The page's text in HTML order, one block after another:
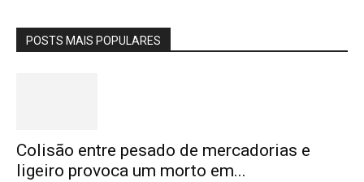
POSTS MAIS POPULARES
Colisão entre pesado de mercadorias e
ligeiro provoca um morto em...